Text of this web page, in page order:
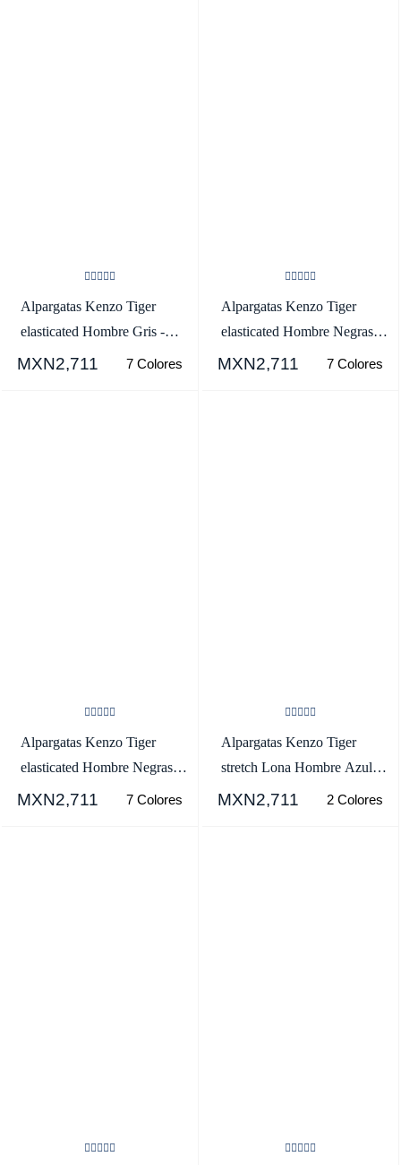
Alpargatas Kenzo Tiger
elasticated Hombre Gris -
SKU.3806473
MXN2,711 7 Colores
Alpargatas Kenzo Tiger
elasticated Hombre Negras -
SKU.2281460
MXN2,711 7 Colores
Alpargatas Kenzo Tiger
elasticated Hombre Negras -
SKU.5994818
MXN2,711 7 Colores
Alpargatas Kenzo Tiger
stretch Lona Hombre Azul
Marino Azules -
MXN2,711 2 Colores